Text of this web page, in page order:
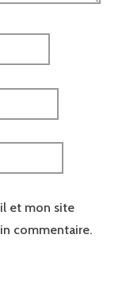
et mon site
commentaire.